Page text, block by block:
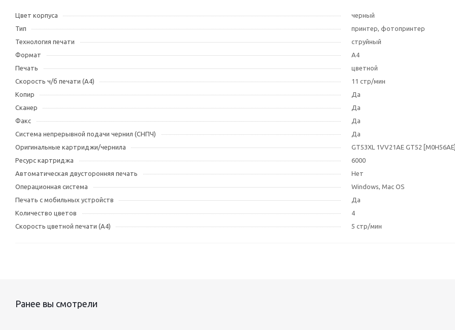
Цвет корпуса
черный
Тип
принтер, фотопринтер
Технология печати
струйный
Формат
A4
Печать
цветной
Скорость ч/б печати (А4)
11 стр/мин
Копир
Да
Сканер
Да
Факс
Да
Система непрерывной подачи чернил (СНПЧ)
Да
Оригинальные картриджи/чернила
GT53XL 1VV21AE GT52
Ресурс картриджа
6000
Автоматическая двусторонняя печать
Нет
Операционная система
Windows, Mac OS
Печать с мобильных устройств
Да
Количество цветов
4
Скорость цветной печати (А4)
5 стр/мин
Ранее вы смотрели